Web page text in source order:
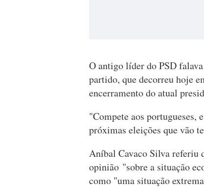
O antigo líder do PSD
partido, que decorreu hoje
encerramento do atual
"Compete aos portugueses,
próximas eleições que vão
Aníbal Cavaco Silva referiu
opinião "sobre a situação
como "uma situação